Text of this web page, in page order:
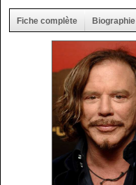
Fiche complète Biographie